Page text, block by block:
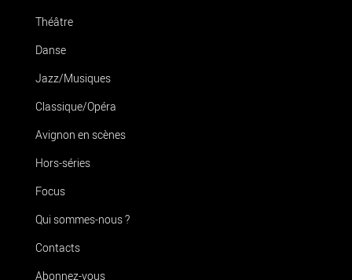
Théâtre
Danse
Jazz/Musiques
Classique/Opéra
Avignon en scènes
Hors-séries
Focus
Qui sommes-nous ?
Contacts
Abonnez-vous